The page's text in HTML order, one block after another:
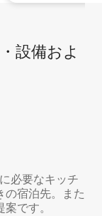
設⁠備⁠およ
必要なキッチ
の宿泊先。また
です。